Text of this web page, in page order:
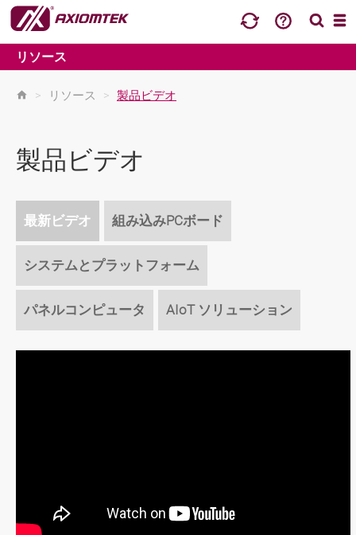
リソース
> リソース > 製品ビデオ
製品ビデオ
最新ビデオ 組み込みPCボード
システムとプラットフォーム
パネルコンピュータ AIoT ソリューション